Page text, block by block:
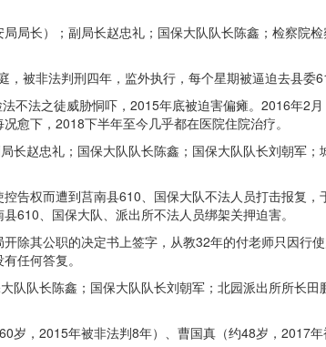
局长）；副局长赵忠礼；国保大队队长陈鑫；检察院
被非法判刑四年，监外执行，每个星期被逼迫去县委
法之徒威胁恫吓，2015年底被迫害偏瘫。2016年2
愈下，2018下半年至今几乎都在医院住院治疗。
赵忠礼；国保大队队长陈鑫；国保大队队长刘朝军
告权而遭到莒南县610、国保大队不法人员打击报复
610、国保大队、派出所不法人员绑架关押迫害。
除其公职的决定书上签字，从教32年的付老师只因行
任何答复。
队长陈鑫；国保大队队长刘朝军；北园派出所所长
，2015年被非法判8年）、曹国真（约48岁，2017